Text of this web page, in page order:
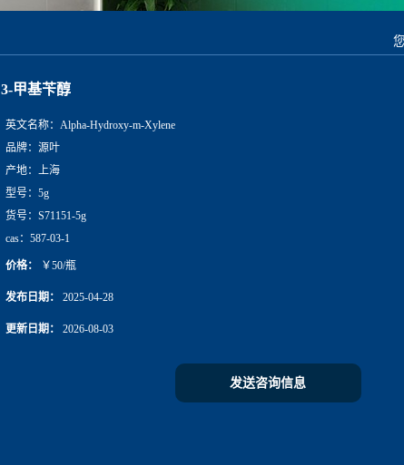
3-甲基苄醇
英文名称： Alpha-Hydroxy-m-Xylene
品牌： 源叶
产地： 上海
型号： 5g
货号： S71151-5g
cas： 587-03-1
价格： ￥50/瓶
发布日期： 2025-04-28
更新日期： 2026-08-03
发送咨询信息